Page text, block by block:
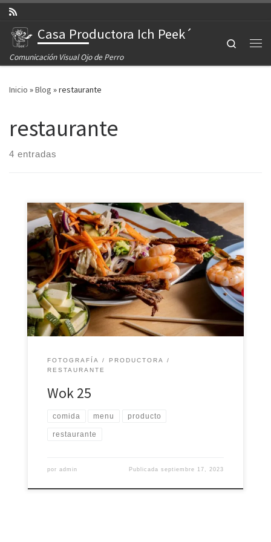
Saltar al contenido
Casa Productora Ich Peek´
Comunicación Visual Ojo de Perro
Search
Inicio »Blog »restaurante
restaurante
4 entradas
Renovamos la imagen del menú completo de este
restaurante ubicado en el corazón de Playa del
Carmen, realizamos la fotografía de cada uno de sus
platillos, así como también un pequeño clip desde su
cocina y un nuevo diseño para su carta física.
Septiembre 2022 – Playa del Carmen, Quintana […]
FOTOGRAFÍA
PRODUCTORA
RESTAURANTE
Wok 25
comida menu producto
restaurante
por admin Publicadaseptiembre 17, 2023